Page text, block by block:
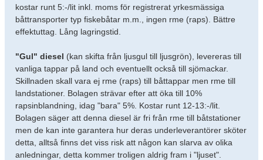
kostar runt 5:-/lit inkl. moms för registrerat yrkesmässiga
båttransporter typ fiskebåtar m.m., ingen rme (raps). Bättre
effektuttag. Lång lagringstid.
"Gul" diesel (kan skifta från ljusgul till ljusgrön), levereras till
vanliga tappar på land och eventuellt också till sjömackar.
Skillnaden skall vara ej rme (raps) till båttappar men rme till
landstationer. Bolagen strävar efter att öka till 10%
rapsinblandning, idag "bara" 5%. Kostar runt 12-13:-/lit.
Bolagen säger att denna diesel är fri från rme till båtstationer
men de kan inte garantera hur deras underleverantörer sköter
detta, alltså finns det viss risk att någon kan slarva av olika
anledningar, detta kommer troligen aldrig fram i "ljuset".